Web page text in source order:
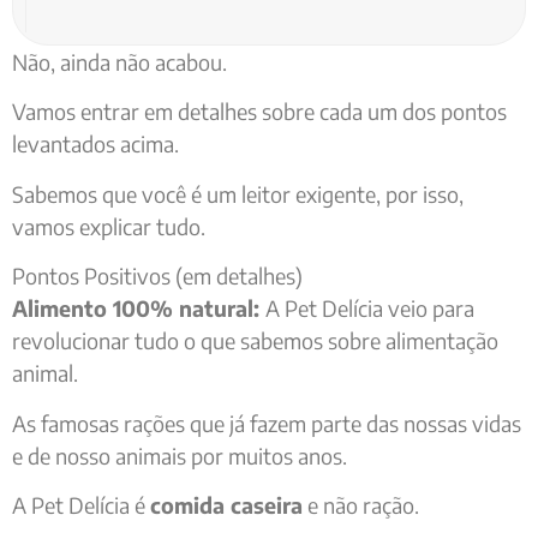
Não, ainda não acabou.
Vamos entrar em detalhes sobre cada um dos pontos
levantados acima.
Sabemos que você é um leitor exigente, por isso,
vamos explicar tudo.
Pontos Positivos (em detalhes)
Alimento 100% natural: A Pet Delícia veio para
revolucionar tudo o que sabemos sobre alimentação
animal.
As famosas rações que já fazem parte das nossas vidas
e de nosso animais por muitos anos.
A Pet Delícia écomida caseira e não ração.